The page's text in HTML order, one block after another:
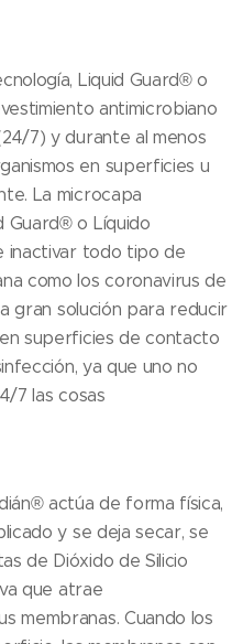
Liquid Guard® o
antimicrobiano
7) y durante al menos
en superficies u
La microcapa
o Líquido
inactivar todo tipo de
como los coronavirus de
gran solución para reducir
superficies de contacto
ya que uno no
7 las cosas
actúa de forma física,
y se deja secar, se
de Dióxido de Silicio
que atrae
membranas. Cuando los